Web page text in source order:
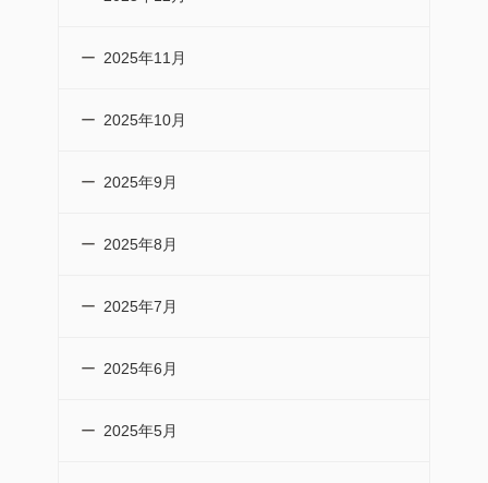
2025年11月
2025年10月
2025年9月
2025年8月
2025年7月
2025年6月
2025年5月